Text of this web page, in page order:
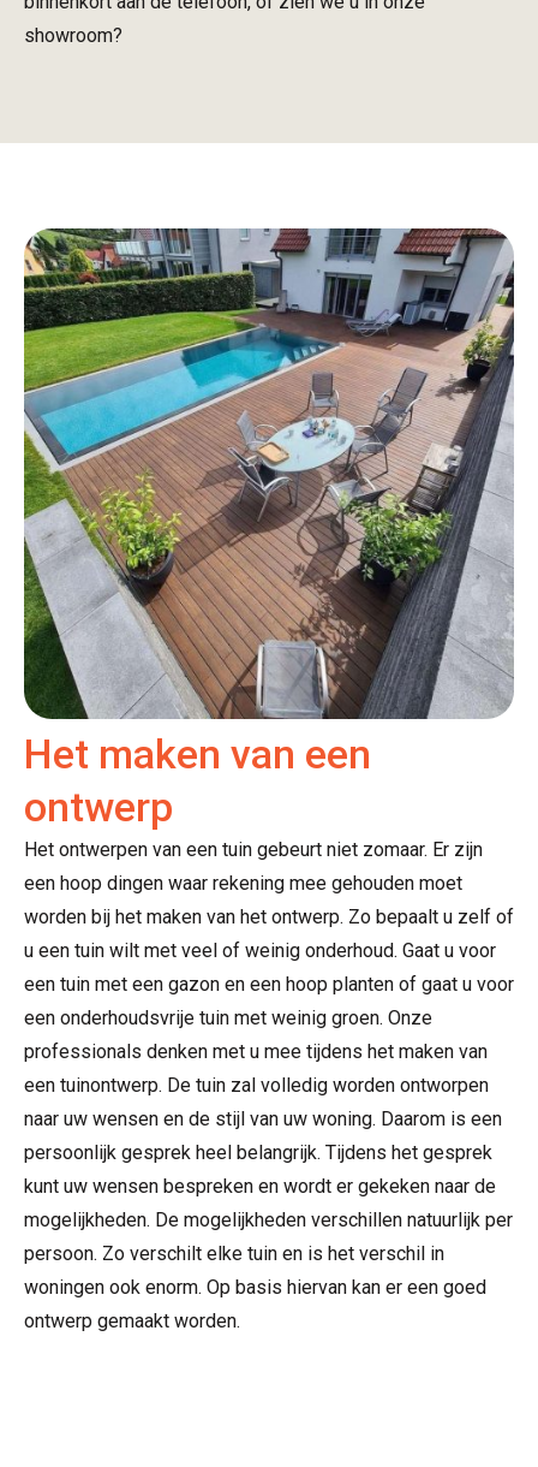
showroom?
Het maken van een
ontwerp
Het ontwerpen van een tuin gebeurt niet zomaar. Er zijn
een hoop dingen waar rekening mee gehouden moet
worden bij het maken van het ontwerp. Zo bepaalt u zelf of
u een tuin wilt met veel of weinig onderhoud. Gaat u voor
een tuin met een gazon en een hoop planten of gaat u voor
een onderhoudsvrije tuin met weinig groen. Onze
professionals denken met u mee tijdens het maken van
een tuinontwerp. De tuin zal volledig worden ontworpen
naar uw wensen en de stijl van uw woning. Daarom is een
persoonlijk gesprek heel belangrijk. Tijdens het gesprek
kunt uw wensen bespreken en wordt er gekeken naar de
mogelijkheden. De mogelijkheden verschillen natuurlijk per
persoon. Zo verschilt elke tuin en is het verschil in
woningen ook enorm. Op basis hiervan kan er een goed
ontwerp gemaakt worden.